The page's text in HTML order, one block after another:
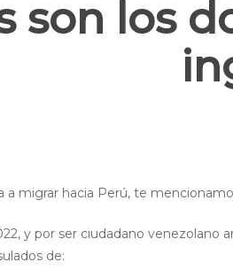
son los
a migrar hacia Perú, te
y por ser ciudadano
de: